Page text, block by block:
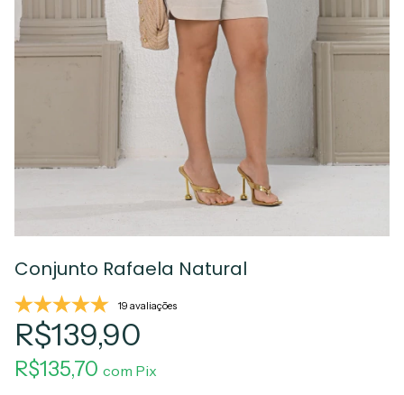
Conjunto Rafaela Natural
19 avaliações
R$139,90
R$135,70 com Pix